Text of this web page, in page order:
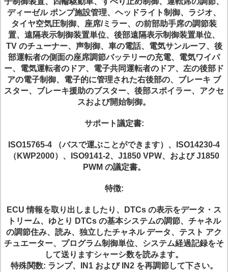
ディーゼル ポンプ施設管理、ヘッドライト制御、ラジオ、
タイヤ空気圧制御、座席/ミラー、の前部助手席の調節装
置、遠隔表示制御装置単位、後部遠隔表示制御装置単位、
TV のチューナー、声制御、車の電話、電気サンルーフ、後
部運転者の側面の座席調節バッテリーの充電、電気ワイパ
ー、電気運転者のドア、電子共同運転者のドア、左の後部ド
アの電子制御、電子的に管理された右後部の、ブレーキ ブ
スター、ブレーキ援助のブスター、後部スポイラー、アクセ
スおよび開始制御。
サポート議定書:
ISO15765-4 （バスで運ぶことができます）、ISO14230-4
（KWP2000）、ISO9141-2、J1850 VPW、および J1850
PWM の議定書。
特徴:
ECU 情報を取り出しましたり、DTCs の表示をデータ・ス
トリーム、ゆとり DTCs の基本システムの調節、チャネル
の調節住み、読み、独立したチャネル データ、テスト アク
チュエーター、プログラム制御単位、システム経過記録をそ
して送りますシャーシ数を読みます。
特殊関数: ランプ、IN1 および IN2 を再調節して下さい。